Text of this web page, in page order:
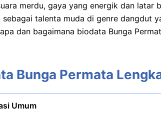
merdu, gaya yang energik dan latar
sebagai talenta muda di genre dangdut
dan bagaimana biodata Bunga
Bunga Permata
Umum